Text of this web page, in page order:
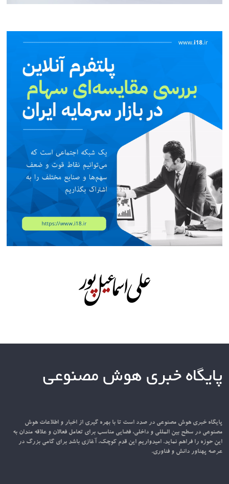
پایگاه خبری هوش مصنوعی
پایگاه خبری هوش مصنوعی در صدد است تا با بهره گیری از اخبار و اطلاعات هوش
مصنوعی در سطح بین المللی و داخلی، فضایی مناسب برای تعامل فعالان و علاقه مندان به
این حوزه را فراهم نماید. امیدواریم این قدم کوچک، آغازی باشد برای گامی بزرگ در
عرصه پهناور دانش و فناوری.